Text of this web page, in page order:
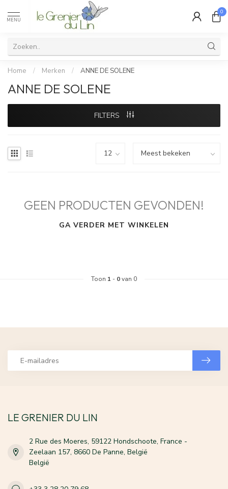
MENU
0
Home / Merken / ANNE DE SOLENE
ANNE DE SOLENE
FILTERS
GEEN PRODUCTEN GEVONDEN!
GA VERDER MET WINKELEN
Toon 1 - 0van 0
LE GRENIER DU LIN
2 Rue des Moeres, 59122 Hondschoote, France -
Zeelaan 157, 8660 De Panne, België
België